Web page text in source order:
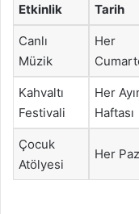
Etkinlik Tarih
Canlı
Müzik
Her
Kahvaltı
Festivali
Her
Haftası
Çocuk
Atölyesi
Her